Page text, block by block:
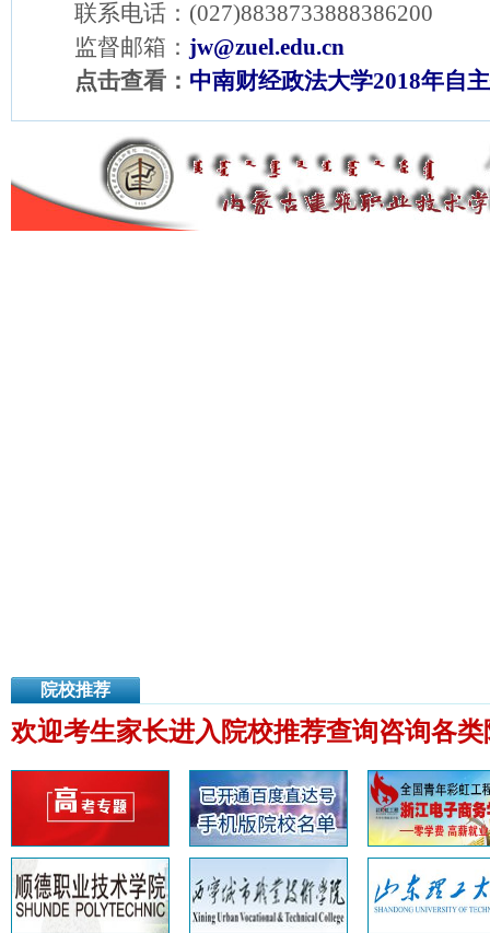
联系电话：(027)8838733888386200
监督邮箱： jw@zuel.edu.cn
点击查看： 中南财经政法大学2018年自
院校推荐
欢迎考生家长进入院校推荐查询咨询各